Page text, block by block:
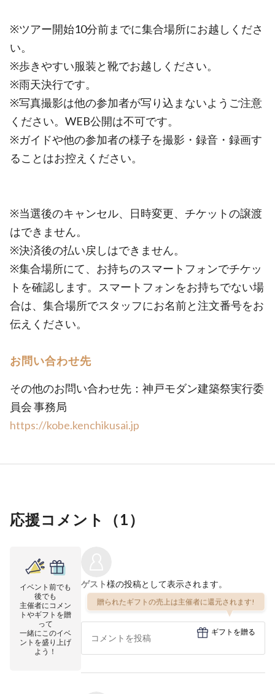
※ツアー開始10分前までに集合場所にお越しくださ
い。
※歩きやすい服装と靴でお越しください。
※雨天決行です。
※写真撮影は他の参加者が写り込まないようご注意
ください。WEB公開は不可です。
※ガイドや他の参加者の様子を撮影・録音・録画す
ることはお控えください。
※当選後のキャンセル、日時変更、チケットの譲渡
はできません。
※決済後の払い戻しはできません。
※集合場所にて、お持ちのスマートフォンでチケッ
トを確認します。スマートフォンをお持ちでない場
合は、集合場所でスタッフにお名前と注文番号をお
伝えください。
お問い合わせ先
その他のお問い合わせ先：神戸モダン建築祭実行委
員会 事務局
https://kobe.kenchikusai.jp
応援コメント（1）
イベント前でも
後でも
主催者にコメン
トやギフトを贈
って
一緒にこのイベ
ントを盛り上げ
よう！
ゲスト様の投稿として表示されます。
贈られたギフトの売上は主催者に還元されます!
ギフトを贈る